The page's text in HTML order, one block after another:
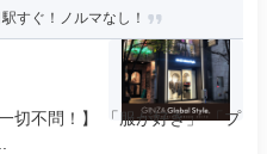
すぐ！ノルマなし！
切不問！】 「服が好き」 「プ